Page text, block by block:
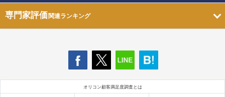
専門家評価関連ランキング
オリコン顧客満足度調査とは